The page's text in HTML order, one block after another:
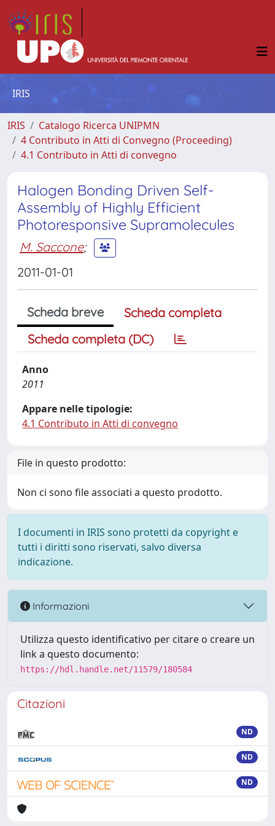
IRIS
IRIS
Catalogo Ricerca UNIPMN
4 Contributo in Atti di Convegno (Proceeding)
4.1 Contributo in Atti di convegno
Halogen Bonding Driven Self-
Assembly of Highly Efficient
Photoresponsive Supramolecules
M. Saccone;
2011-01-01
Scheda breve
Scheda completa
Scheda completa (DC)
Anno
2011
Appare nelle tipologie:
4.1 Contributo in Atti di convegno
File in questo prodotto:
Non ci sono file associati a questo prodotto.
I documenti in IRIS sono protetti da copyright e
tutti i diritti sono riservati, salvo diversa
indicazione.
Informazioni
Utilizza questo identificativo per citare o creare un
link a questo documento:
https://hdl.handle.net/11579/180584
Citazioni
ND
ND
ND